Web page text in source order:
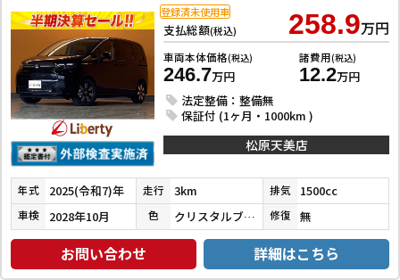
支払総額(税込) 258.9万円
車両本体価格(税込)
246.7万円
諸費用(税込)
12.2万円
法定整備：整備無
保証付 (1ヶ月・1000km )
登録済未使用車
松原天美店
年式 2025(令和7)年 走行 3km 排気 1500cc
車検 2028年10月 色 クリスタルブラックパール 修復 無
お問い合わせ 詳細はこちら